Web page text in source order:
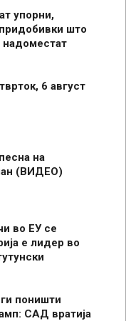
упорни,
што
6 август
на
(ВИДЕО)
во ЕУ се
е лидер во
поништи
САД вратија